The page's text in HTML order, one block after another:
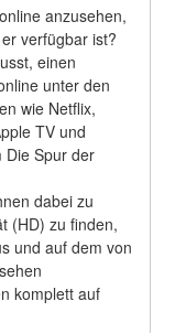
anzusehen,
verfügbar ist?
einen
unter den
wie Netflix,
TV und
Die Spur der
dabei zu
(HD) zu finden,
und auf dem von
komplett auf